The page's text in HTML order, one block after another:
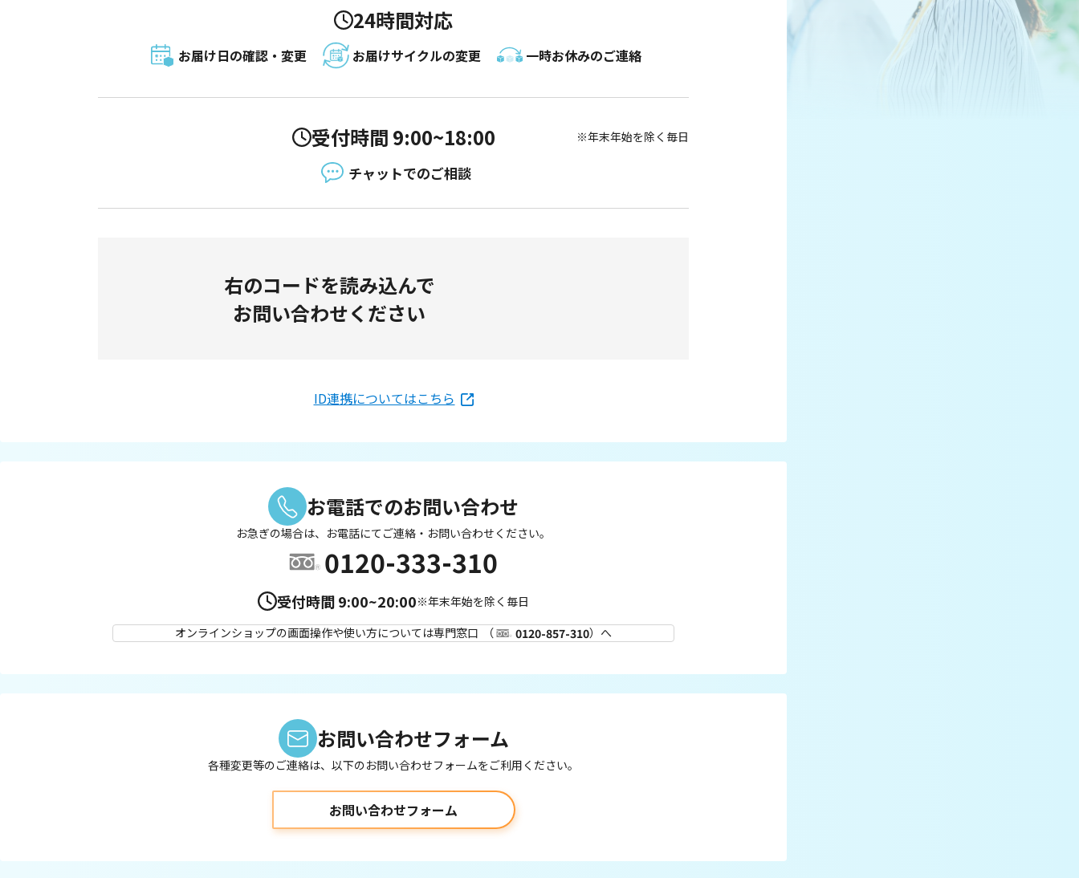
24時間対応
お届け日の確認・変更 お届けサイクルの変更 一時お休みのご連絡
受付時間 9:00~18:00 ※年末年始を除く毎日
チャットでのご相談
右のコードを読み込んで
お問い合わせください
ID連携についてはこちら
お電話でのお問い合わせ
お急ぎの場合は、お電話にてご連絡・お問い合わせください。
0120-333-310
受付時間9:00~20:00※年末年始を除く毎日
オンラインショップの画面操作や使い方については専門窓口
（ 0120-857-310）へ
お問い合わせフォーム
各種変更等のご連絡は、以下のお問い合わせフォームをご利用ください。
お問い合わせフォーム